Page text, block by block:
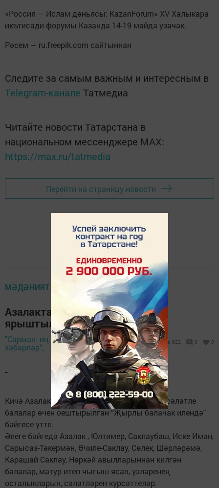
«Россия — Ислам дөньясы: KazanForum» XV Халыкара
икътисади форумы Казанда 14-19 майда узачак.
Рәсем — ru.freepik.com сайтыннан
Следите за самым важным и интересным в
Telegram-канале Татмедиа
Читайте новости Татарстана в
национальном мессенджере MАХ:
https://max.ru/tatmedia
Перейти на страницу новости
МӘДӘНИЯТ
Азалакта яшь сәнгать осталары
ярыштылар
"Сарман: иң яңа
хәбәрләр",
16 апрель 2024 -
10:52
922 0 0
-
Кичә Азалак мәдәният йортында XV район сәләтле
балалар өчен оештырылган “Җырлы балачак илендә"
бәйгесе үтте.
Әлеге бәйгедә Азалак , Юлтимер, Саклаубаш, Иске Имән,
Сарысаз-Тәкермән, Өчиле-Саклау, Сөлек, Шәрләрәмә,
Карашай Саклау, Нөркәй авылларыннан килгән
балалар, матур итеп чыгыш ясап, үзләренең
осталыкларын, сәләтләрен күрсәттеләр.